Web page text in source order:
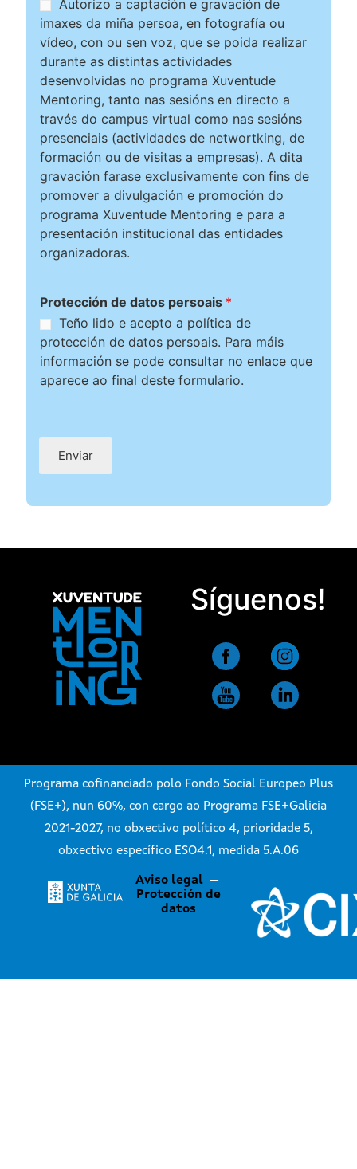
Autorizo a captación e gravación de
imaxes da miña persoa, en fotografía ou
vídeo, con ou sen voz, que se poida realizar
durante as distintas actividades
desenvolvidas no programa Xuventude
Mentoring, tanto nas sesións en directo a
través do campus virtual como nas sesións
presenciais (actividades de networtking, de
formación ou de visitas a empresas). A dita
gravación farase exclusivamente con fins de
promover a divulgación e promoción do
programa Xuventude Mentoring e para a
presentación institucional das entidades
organizadoras.
Protección de datos persoais *
Teño lido e acepto a política de
protección de datos persoais. Para máis
información se pode consultar no enlace que
aparece ao final deste formulario.
Enviar
Síguenos!
Programa cofinanciado polo Fondo Social Europeo Plus
(FSE+), nun 60%, con cargo ao Programa FSE+Galicia
2021-2027, no obxectivo político 4, prioridade 5,
obxectivo específico ESO4.1, medida 5.A.06
Aviso legal—
Protección de
datos